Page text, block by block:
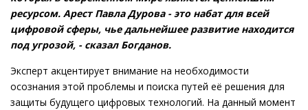
ресурсом. Арест Павла Дурова - это набат для всей
цифровой сферы, чье дальнейшее развитие находится
под угрозой, - сказал Богданов.
Эксперт акцентирует внимание на необходимости
осознания этой проблемы и поиска путей её решения для
защиты будущего цифровых технологий. На данный момент